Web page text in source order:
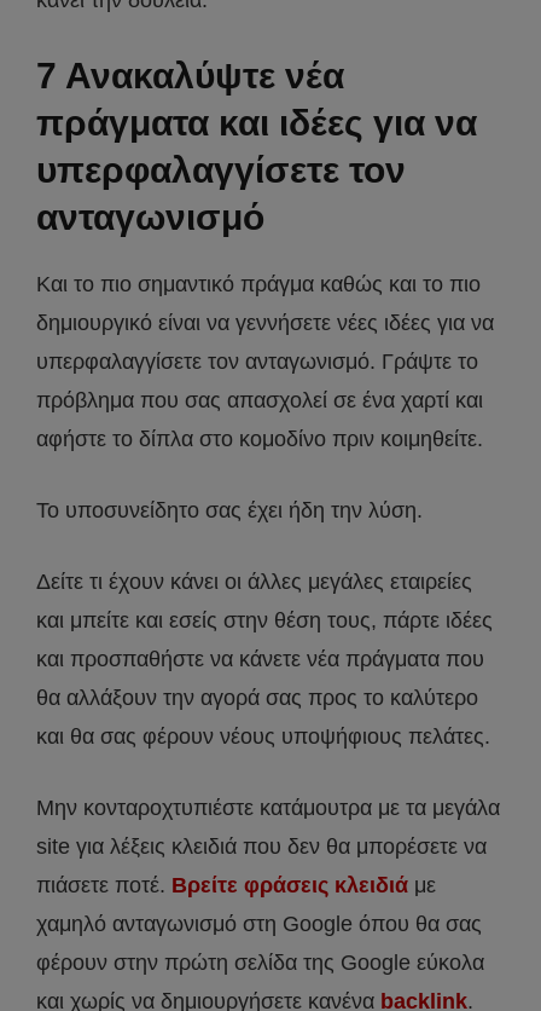
7 Ανακαλύψτε νέα
πράγματα και ιδέες για να
υπερφαλαγγίσετε τον
ανταγωνισμό
Και το πιο σημαντικό πράγμα καθώς και το πιο
δημιουργικό είναι να γεννήσετε νέες ιδέες για να
υπερφαλαγγίσετε τον ανταγωνισμό. Γράψτε το
πρόβλημα που σας απασχολεί σε ένα χαρτί και
αφήστε το δίπλα στο κομοδίνο πριν κοιμηθείτε.
Το υποσυνείδητο σας έχει ήδη την λύση.
Δείτε τι έχουν κάνει οι άλλες μεγάλες εταιρείες
και μπείτε και εσείς στην θέση τους, πάρτε ιδέες
και προσπαθήστε να κάνετε νέα πράγματα που
θα αλλάξουν την αγορά σας προς το καλύτερο
και θα σας φέρουν νέους υποψήφιους πελάτες.
Μην κονταροχτυπιέστε κατάμουτρα με τα μεγάλα
site για λέξεις κλειδιά που δεν θα μπορέσετε να
πιάσετε ποτέ. Βρείτε φράσεις κλειδιά με
χαμηλό ανταγωνισμό στη Google όπου θα σας
φέρουν στην πρώτη σελίδα της Google εύκολα
και χωρίς να δημιουργήσετε κανένα backlink.